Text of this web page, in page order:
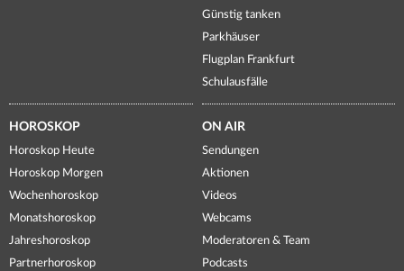
Günstig tanken
Parkhäuser
Flugplan Frankfurt
Schulausfälle
HOROSKOP
Horoskop Heute
Horoskop Morgen
Wochenhoroskop
Monatshoroskop
Jahreshoroskop
Partnerhoroskop
ON AIR
Sendungen
Aktionen
Videos
Webcams
Moderatoren & Team
Podcasts